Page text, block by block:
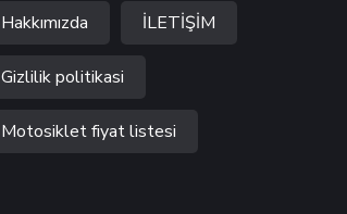
Hakkımızda İLETİŞİM
Gizlilik politikasi
Motosiklet fiyat listesi